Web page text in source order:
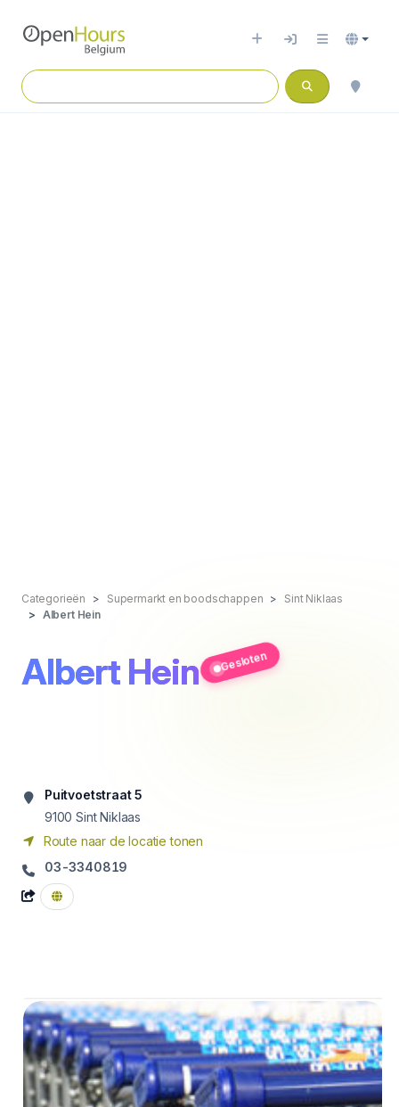
Categorieën Supermarkt en boodschappen
Sint Niklaas
Albert Hein
Albert Hein Gesloten
Puitvoetstraat 5
9100 Sint Niklaas
Route naar de locatie tonen
03-3340819